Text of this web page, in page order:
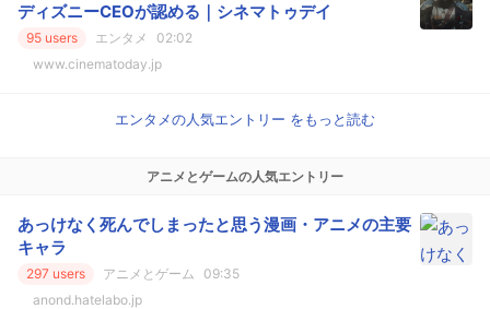
ディズニーCEOが認める｜シネマトゥデイ
95 users エンタメ
02:02
www.cinematoday.jp
エンタメの人気エントリー をもっと読む
アニメとゲームの人気エントリー
あっけなく死んでしまったと思う漫画・アニメの主要
キャラ
297 users アニメとゲーム
09:35
anond.hatelabo.jp